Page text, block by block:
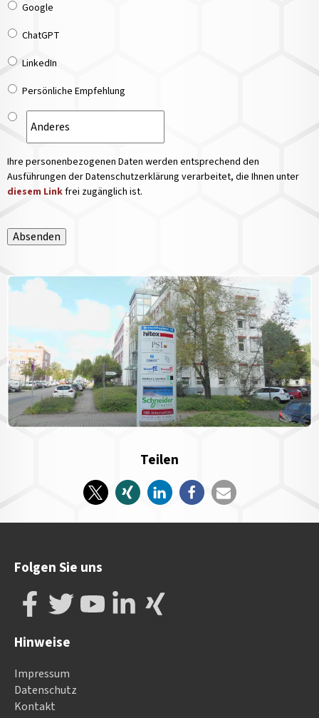
Google
ChatGPT
LinkedIn
Persönliche Empfehlung
Ihre personenbezogenen Daten werden entsprechend den
Ausführungen der Datenschutzerklärung verarbeitet, die Ihnen unter
diesem Linkfrei zugänglich ist.
Absenden
Teilen
Folgen Sie uns
Hinweise
Impressum
Datenschutz
Kontakt